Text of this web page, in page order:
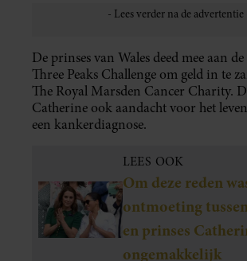
De prinses van Wales deed mee aan
Three Peaks Challenge om geld in te
The Royal Marsden Cancer Charity.
Catherine ook aandacht voor het
een kankerdiagnose.
LEES OOK
Om deze reden
ontmoeting
en prinses
ongemakkelijk